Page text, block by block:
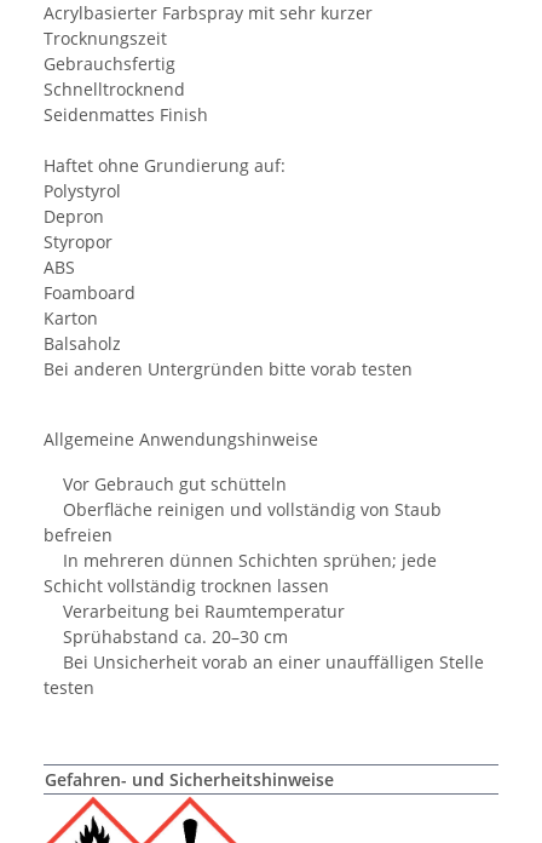
Acrylbasierter Farbspray mit sehr kurzer
Trocknungszeit
Gebrauchsfertig
Schnelltrocknend
Seidenmattes Finish
Haftet ohne Grundierung auf:
Polystyrol
Depron
Styropor
ABS
Foamboard
Karton
Balsaholz
Bei anderen Untergründen bitte vorab testen
Allgemeine Anwendungshinweise
Vor Gebrauch gut schütteln
Oberfläche reinigen und vollständig von Staub
befreien
In mehreren dünnen Schichten sprühen; jede
Schicht vollständig trocknen lassen
Verarbeitung bei Raumtemperatur
Sprühabstand ca. 20–30 cm
Bei Unsicherheit vorab an einer unauffälligen Stelle
testen
Gefahren- und Sicherheitshinweise